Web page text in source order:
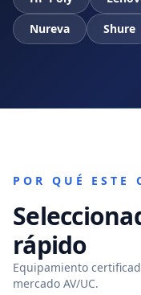
Nureva
Shure
POR QUÉ ESTE
rápido
Equipamiento
mercado AV/UC.